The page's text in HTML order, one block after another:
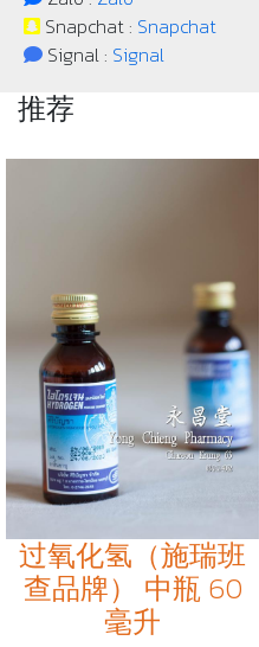
Snapchat : Snapchat
Signal : Signal
推荐
过氧化氢（施瑞班
查品牌） 中瓶 60
毫升